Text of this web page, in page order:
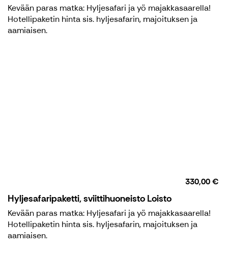
Kevään paras matka: Hyljesafari ja yö majakkasaarella!
Hotellipaketin hinta sis. hyljesafarin, majoituksen ja
aamiaisen.
330,00 €
Hyljesafaripaketti, sviittihuoneisto Loisto
Kevään paras matka: Hyljesafari ja yö majakkasaarella!
Hotellipaketin hinta sis. hyljesafarin, majoituksen ja
aamiaisen.